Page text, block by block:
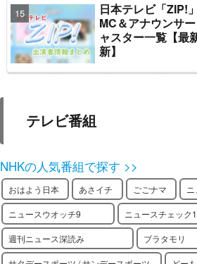
日本テレビ「ZIP!
MC＆アナウンサ
ャスター一覧【最
新】
テレビ番組
NHKの人気番組で探す >>
おはよう日本 あさイチ ごごナマ
ニュースウオッチ9 ニュースチェック
週刊ニュース深読み ブラタモリ